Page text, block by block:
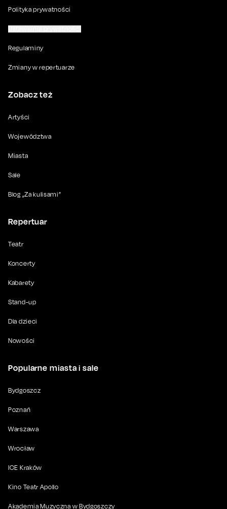
Polityka prywatności
Regulaminy
Zmiany w repertuarze
Zobacz też
Artyści
Województwa
Miasta
Sale
Blog „Za kulisami”
Repertuar
Teatr
Koncerty
Kabarety
Stand-up
Dla dzieci
Nowości
Popularne miasta i sale
Bydgoszcz
Poznań
Warszawa
Wrocław
ICE Kraków
Kino Teatr Apollo
Akademia Muzyczna w Bydgoszczy